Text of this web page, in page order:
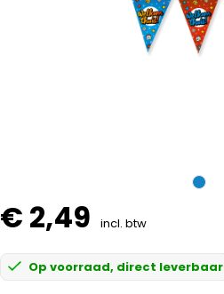
€ 2,49 incl. btw
Op voorraad, direct leverbaar